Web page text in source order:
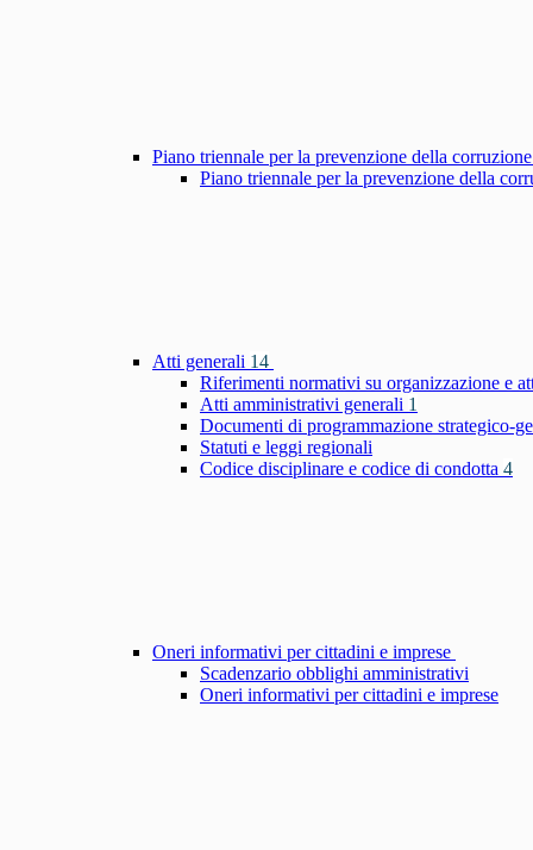
Piano triennale per la prevenzione della
Piano triennale per la prevenzione della
Atti generali 14
Riferimenti normativi su organizzazione e
Atti amministrativi generali 1
Documenti di programmazione strategico-
Statuti e leggi regionali
Codice disciplinare e codice di condotta 4
Oneri informativi per cittadini e imprese
Scadenzario obblighi amministrativi
Oneri informativi per cittadini e imprese